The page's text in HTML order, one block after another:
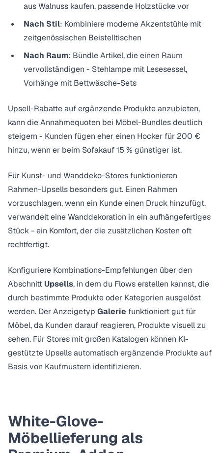
aus Walnuss kaufen, passende Holzstücke vor
Nach Stil: Kombiniere moderne Akzentstühle mit
zeitgenössischen Beistelltischen
Nach Raum: Bündle Artikel, die einen Raum
vervollständigen - Stehlampe mit Lesesessel,
Vorhänge mit Bettwäsche-Sets
Upsell-Rabatte auf ergänzende Produkteanzubieten,
kann die Annahmequoten bei Möbel-Bundles deutlich
steigern - Kunden fügen eher einen Hocker für 200 €
hinzu, wenn er beim Sofakauf 15 % günstiger ist.
Für Kunst- und Wanddeko-Stores funktionieren
Rahmen-Upsells besonders gut. Einen Rahmen
vorzuschlagen, wenn ein Kunde einen Druck hinzufügt,
verwandelt eine Wanddekoration in ein aufhängefertiges
Stück - ein Komfort, der die zusätzlichen Kosten oft
rechtfertigt.
Konfiguriere Kombinations-Empfehlungen über den
Abschnitt Upsells, in dem du Flows erstellen kannst, die
durch bestimmte Produkte oder Kategorien ausgelöst
werden. Der Anzeigetyp Galerie funktioniert gut für
Möbel, da Kunden darauf reagieren, Produkte visuell zu
sehen. Für Stores mit großen Katalogen können KI-
gestützte Upsellsautomatisch ergänzende Produkte auf
Basis von Kaufmustern identifizieren.
White-Glove-
Möbellieferung als